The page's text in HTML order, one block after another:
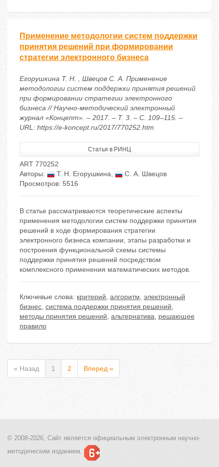
Применение методологии систем поддержки
принятия решений при формировании
стратегии электронного бизнеса
Егорушкина Т. Н. , Швецов С. А. Применение
методологии систем поддержки принятия решений
при формировании стратегии электронного
бизнеса // Научно-методический электронный
журнал «Концепт». – 2017. – Т. 3. – С. 109–115. –
URL: https://e-koncept.ru/2017/770252.htm
Статья в РИНЦ
ART 770252
Авторы:
Т. Н. Егорушкина,
С. А. Швецов
Просмотров: 5516
В статье рассматриваются теоретические аспекты
применения методологии систем поддержки принятия
решений в ходе формирования стратегии
электронного бизнеса компании, этапы разработки и
построения функциональной схемы системы
поддержки принятия решений посредством
комплексного применения математических методов.
Ключевые слова: критерий, алгоритм, электронный
бизнес, система поддержки принятия решений,
методы принятия решений, альтернатива, решающее
правило
« Назад 1 2 Вперед »
© 2008-2026, Сайт является официальным электронным научно-
методическим изданием.